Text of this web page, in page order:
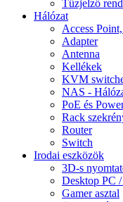
Tűzjelző
Hálózat
Access
Adapter
Antenna
Kellékek
KVM
NAS -
PoE és
Rack
Router
Switch
Irodai eszközök
3D-s
Desktop PC
Gamer asztal